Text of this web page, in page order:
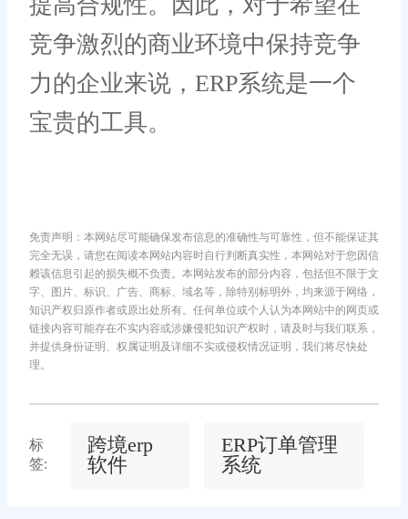
竞争激烈的商业环境中保持竞争
力的企业来说，ERP系统是一个
宝贵的工具。
免责声明：本网站尽可能确保发布信息的准确性与可靠性，但不能保证其
完全无误，请您在阅读本网站内容时自行判断真实性，本网站对于您因信
赖该信息引起的损失概不负责。本网站发布的部分内容，包括但不限于文
字、图片、标识、广告、商标、域名等，除特别标明外，均来源于网络，
知识产权归原作者或原出处所有。任何单位或个人认为本网站中的网页或
链接内容可能存在不实内容或涉嫌侵犯知识产权时，请及时与我们联系，
并提供身份证明、权属证明及详细不实或侵权情况证明，我们将尽快处
理。
标
签:
跨境erp
软件
ERP订单管理
系统